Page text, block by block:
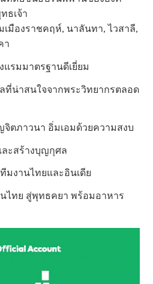
ธเจ้า
เมืองราชคฤห์, นาลันทา, ไวสาลี,
า
รมมาตรฐานดีเยี่ยม
ที่น่าสนใจจากพระวิทยากรตลอด
ตภาวนา อิ่มเอมด้วยความสงบ
ะสร้างบุญกุศล
มงานไทยและอินเดีย
ไทย สู่พุทธคยา พร้อมอาหาร